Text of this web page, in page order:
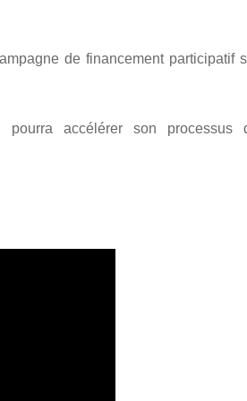
de financement participatif
accélérer son processus